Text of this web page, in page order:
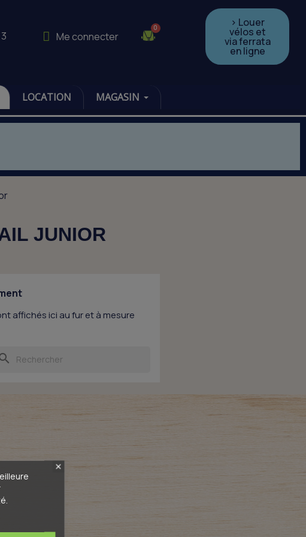
Me connecter
> Louer
vélos et
via ferrata
en ligne
LOCATION MAGASIN
JUNIOR
affichés ici au fur et à mesure